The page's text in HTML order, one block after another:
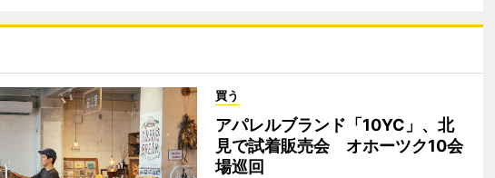
買う
アパレルブランド「10YC」、北
見で試着販売会 オホーツク10会
場巡回